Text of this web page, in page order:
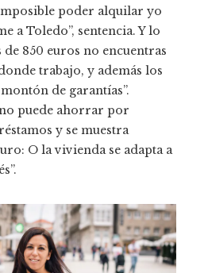
imposible poder alquilar yo
a Toledo”, sentencia. Y lo
850 euros no encuentras
trabajo, y además los
de garantías”.
puede ahorrar por
y se muestra
O la vivienda se adapta a